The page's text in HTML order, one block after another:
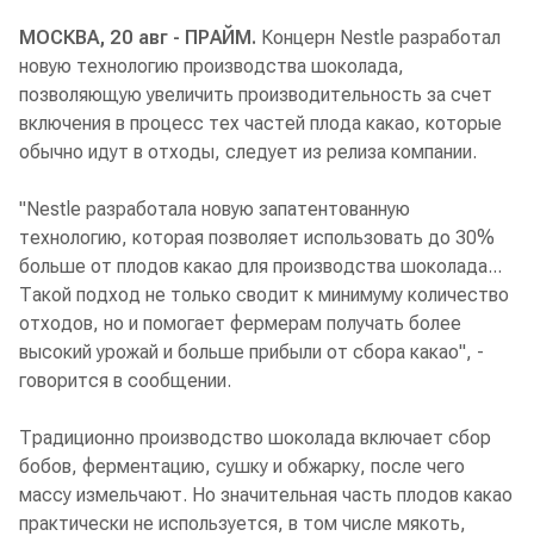
МОСКВА, 20 авг - ПРАЙМ. Концерн Nestle разработал
новую технологию производства шоколада,
позволяющую увеличить производительность за счет
включения в процесс тех частей плода какао, которые
обычно идут в отходы, следует из релиза компании.
"Nestle разработала новую запатентованную
технологию, которая позволяет использовать до 30%
больше от плодов какао для производства шоколада...
Такой подход не только сводит к минимуму количество
отходов, но и помогает фермерам получать более
высокий урожай и больше прибыли от сбора какао", -
говорится в сообщении.
Традиционно производство шоколада включает сбор
бобов, ферментацию, сушку и обжарку, после чего
массу измельчают. Но значительная часть плодов какао
практически не используется, в том числе мякоть,